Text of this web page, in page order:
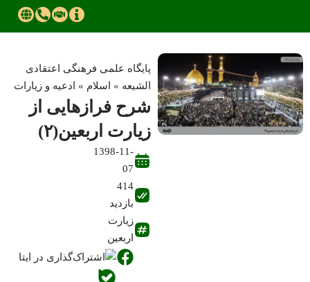
پایگاه علمی فرهنگی اعتقادی
الشیعه » اسلام » ادعیه و زیارات
شرح فرازهایی از
زیارت اربعین(۲)
1398-11-
07
414
بازدید
زیارت
اربعین